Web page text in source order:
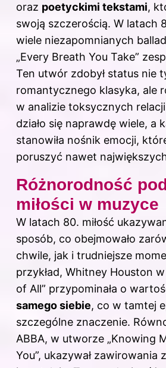
oraz poetyckimi tekstami,
swoją szczerością. W latach
wiele niezapomnianych
„Every Breath You Take”
Ten utwór zdobył status nie
romantycznego klasyka, ale
w analizie toksycznych
działo się naprawdę wiele, a
stanowiła nośnik emocji,
poruszyć nawet
Różnorodność
miłości w muzyce
W latach 80. miłość
sposób, co obejmowało
chwile, jak i trudniejsze
przykład, Whitney Houston
of All” przypominała o
samego siebie, co w tamtej
szczególne znaczenie.
ABBA, w utworze „Knowing
You”, ukazywał zawirowania